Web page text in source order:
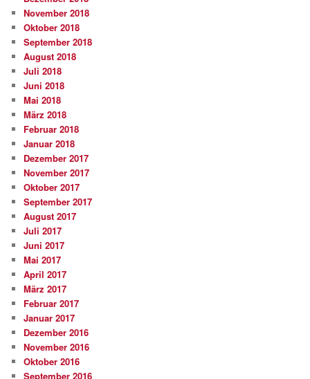
November 2018
Oktober 2018
September 2018
August 2018
Juli 2018
Juni 2018
Mai 2018
März 2018
Februar 2018
Januar 2018
Dezember 2017
November 2017
Oktober 2017
September 2017
August 2017
Juli 2017
Juni 2017
Mai 2017
April 2017
März 2017
Februar 2017
Januar 2017
Dezember 2016
November 2016
Oktober 2016
September 2016